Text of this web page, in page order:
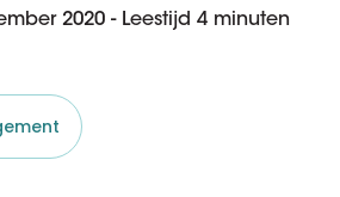
2020 - Leestijd 4 minuten